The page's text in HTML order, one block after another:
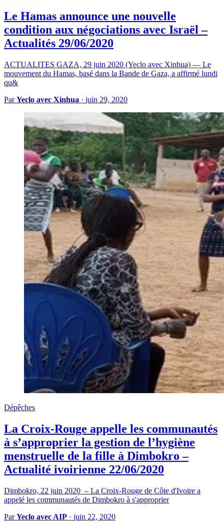
Le Hamas announce une nouvelle
condition aux négociations avec Israël –
Actualités 29/06/2020
ACTUALITES GAZA, 29 juin 2020 (Yeclo avec Xinhua) — Le
mouvement du Hamas, basé dans la Bande de Gaza, a affirmé lundi
qu&
ParYeclo avec Xinhua · juin 29, 2020
Dépêches
La Croix-Rouge appelle les communautés
à s’approprier la gestion de l’hygiène
menstruelle de la fille à Dimbokro –
Actualité ivoirienne 22/06/2020
Dimbokro, 22 juin 2020 – La Croix-Rouge de Côte d'Ivoire a
appelé les communautés de Dimbokro à s'approprier
ParYeclo avec AIP · juin 22, 2020